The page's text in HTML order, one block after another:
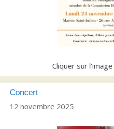
Cliquer sur
Concert
12 novembre 2025